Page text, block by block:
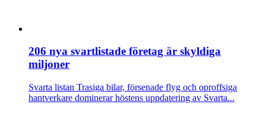
206 nya svartlistade företag är skyldiga
miljoner
Svarta listan Trasiga bilar, försenade flyg och oproffsiga
hantverkare dominerar höstens uppdatering av Svarta...